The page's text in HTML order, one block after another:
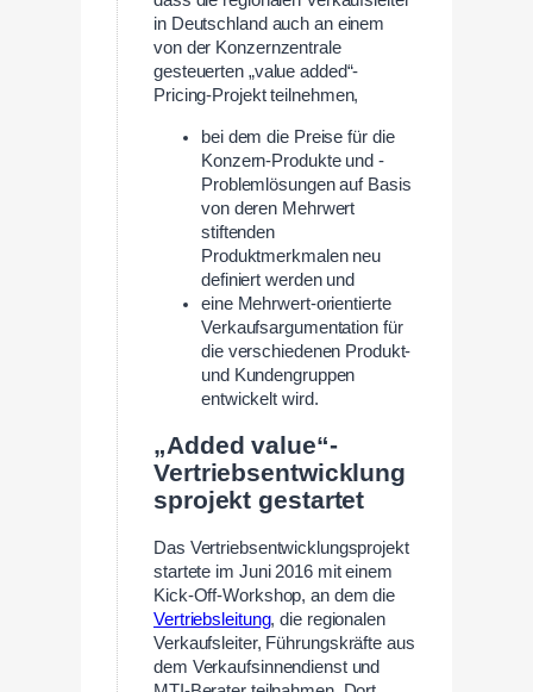
in Deutschland auch an einem
von der Konzernzentrale
gesteuerten „value added“-
Pricing-Projekt teilnehmen,
bei dem die Preise für die
Konzern-Produkte und -
Problemlösungen auf Basis
von deren Mehrwert
stiftenden
Produktmerkmalen neu
definiert werden und
eine Mehrwert-orientierte
Verkaufsargumentation für
die verschiedenen Produkt-
und Kundengruppen
entwickelt wird.
„Added value“-
Vertriebsentwicklung
sprojekt gestartet
Das Vertriebsentwicklungsprojekt
startete im Juni 2016 mit einem
Kick-Off-Workshop, an dem die
Vertriebsleitung, die regionalen
Verkaufsleiter, Führungskräfte aus
dem Verkaufsinnendienst und